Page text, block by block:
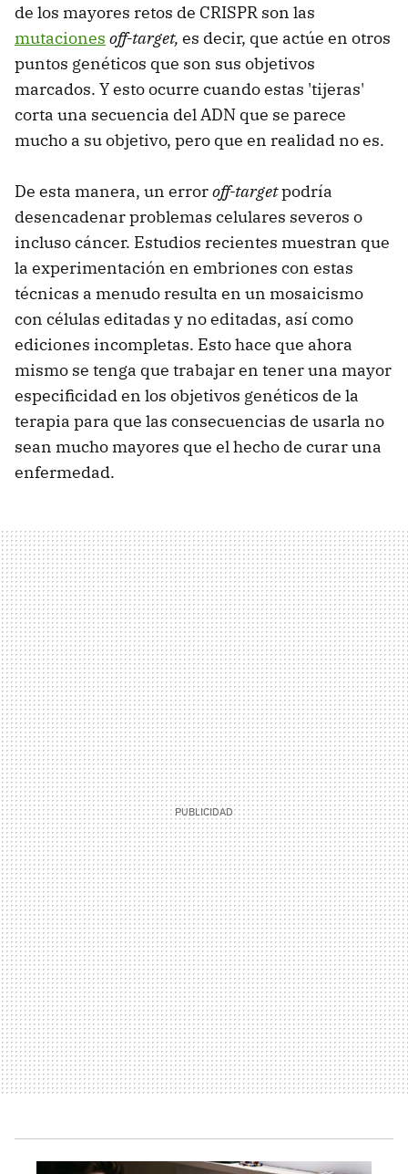
de los mayores retos de CRISPR son las
mutaciones off-target, es decir, que actúe en otros
puntos genéticos que son sus objetivos
marcados. Y esto ocurre cuando estas 'tijeras'
corta una secuencia del ADN que se parece
mucho a su objetivo, pero que en realidad no es.
De esta manera, un erroroff-targetpodría
desencadenar problemas celulares severos o
incluso cáncer. Estudios recientes muestran que
la experimentación en embriones con estas
técnicas a menudo resulta en un mosaicismo
con células editadas y no editadas, así como
ediciones incompletas. Esto hace que ahora
mismo se tenga que trabajar en tener una mayor
especificidad en los objetivos genéticos de la
terapia para que las consecuencias de usarla no
sean mucho mayores que el hecho de curar una
enfermedad.